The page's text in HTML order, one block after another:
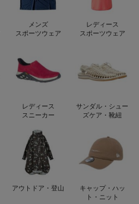
メンズ
スポーツウェア
レディース
スポーツウェア
レディース
スニーカー
サンダル・シュー
ズケア・靴紐
アウトドア・登山
キャップ・ハッ
ト・ニット